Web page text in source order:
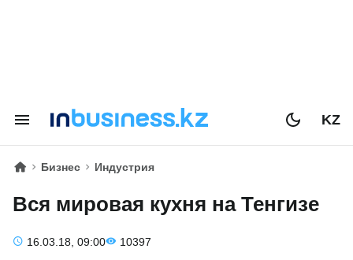
KZ
Бизнес Индустрия
Вся мировая кухня на Тенгизе
16.03.18, 09:00 10397